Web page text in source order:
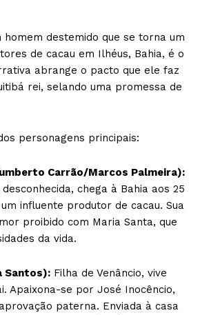
homem destemido que se torna um
de cacau em Ilhéus, Bahia, é o
abrange o pacto que ele faz
rei, selando uma promessa de
personagens principais:
Carrão/Marcos Palmeira):
chega à Bahia aos 25
influente produtor de cacau. Sua
proibido com Maria Santa, que
da vida.
Santos): Filha de Venâncio, vive
Apaixona-se por José Inocêncio,
paterna. Enviada à casa